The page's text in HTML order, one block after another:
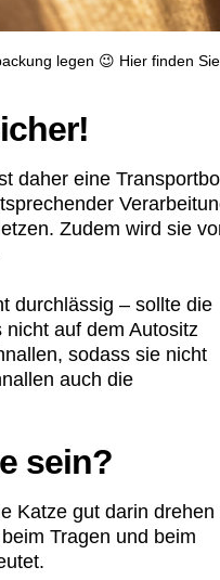
legen 😉 Hier finden Sie
daher eine
Zudem wird sie
durchlässig – sollte die
auf dem Autositz
sodass sie nicht
auch die
sein?
Katze gut darin drehen
Tragen und beim